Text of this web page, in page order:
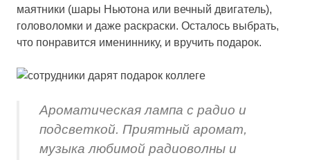
маятники (шары Ньютона или вечный двигатель),
головоломки и даже раскраски. Осталось выбрать,
что понравится имениннику, и вручить подарок.
Ароматическая лампа с радио и
подсветкой. Приятный аромат,
музыка любимой радиоволны и